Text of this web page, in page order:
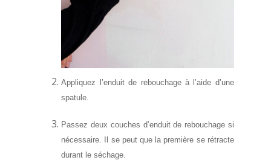
Appliquez l’enduit de rebouchage à l’aide d’une
spatule.
Passez deux couches d’enduit de rebouchage si
nécessaire. Il se peut que la première se rétracte
durant le séchage.